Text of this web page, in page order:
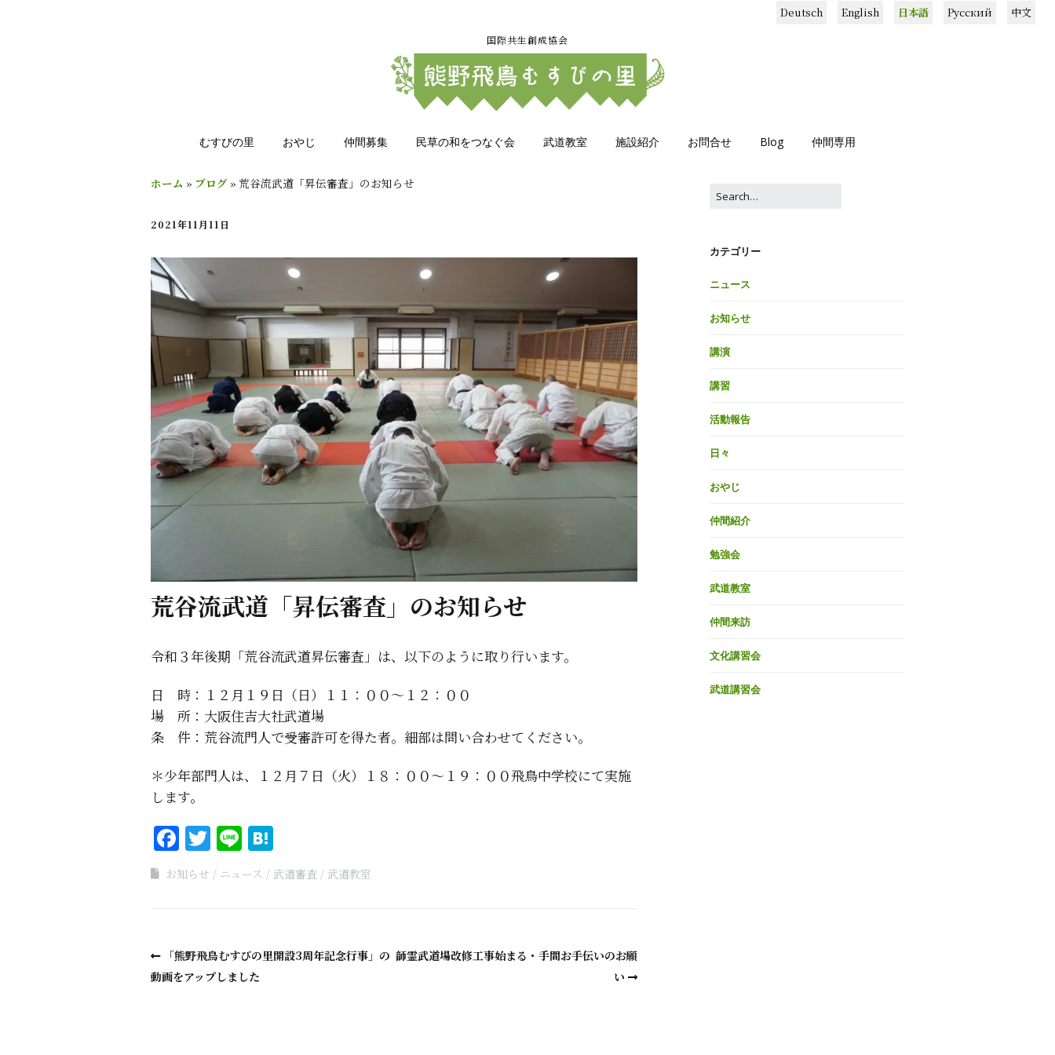
Deutsch English 日本語 Русский 中文
国際共生創成協会
むすびの里 おやじ 仲間募集 民草の和をつなぐ会 武道教室 施設紹介 お問合せ Blog 仲間専用
ホーム » ブログ » 荒谷流武道「昇伝審査」のお知らせ
2021年11月11日
荒谷流武道「昇伝審査」のお知らせ
令和３年後期「荒谷流武道昇伝審査」は、以下のように取り行います。
日 時：１２月１９日（日）１１：００～１２：００
場 所：大阪住吉大社武道場
条 件：荒谷流門人で受審許可を得た者。細部は問い合わせてください。
＊少年部門人は、１２月７日（火）１８：００～１９：００飛鳥中学校にて実施
します。
Facebook
Twitter
Line
お知らせ ニュース 武道審査 武道教室
「熊野飛鳥むすびの里開設3周年記念行事」の
動画をアップしました
韴霊武道場改修工事始まる・手間お手伝いのお願
い
カテゴリー
ニュース
お知らせ
講演
講習
活動報告
日々
おやじ
仲間紹介
勉強会
武道教室
仲間来訪
文化講習会
武道講習会